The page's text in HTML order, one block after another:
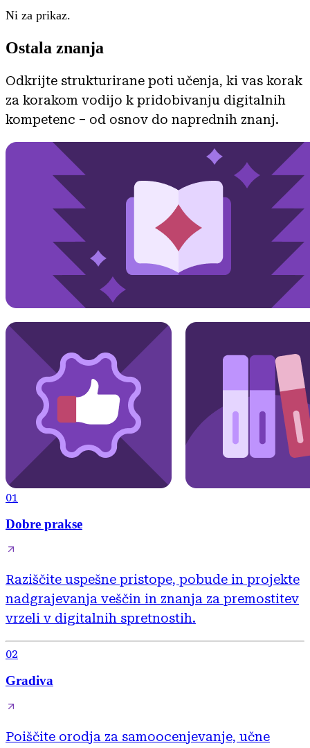
Ni za prikaz.
Ostala znanja
Odkrijte strukturirane poti učenja, ki vas korak
za korakom vodijo k pridobivanju digitalnih
kompetenc – od osnov do naprednih znanj.
01
Dobre prakse
Raziščite uspešne pristope, pobude in projekte
nadgrajevanja veščin in znanja za premostitev
vrzeli v digitalnih spretnostih.
02
Gradiva
Poiščite orodja za samoocenjevanje, učne